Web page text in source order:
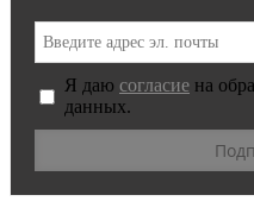
Я даю согласие на
данных.